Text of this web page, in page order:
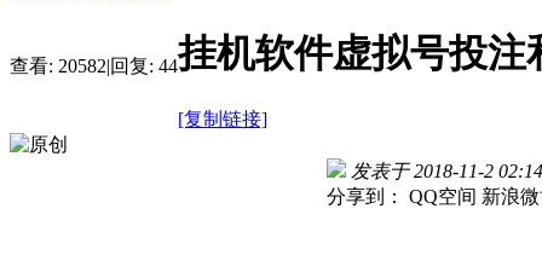
查看: 20582|回复: 44挂机软件虚拟号投注
[复制链接]
发表于 2018-11-2
分享到：
QQ空间 新浪